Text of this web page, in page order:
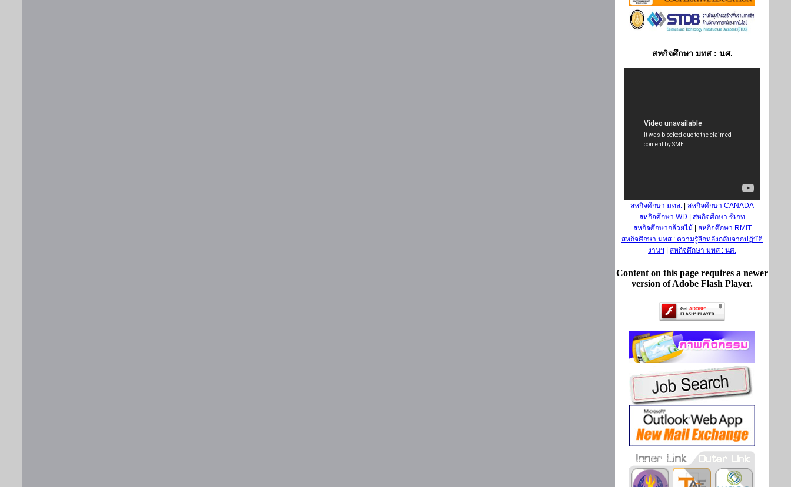
สหกิจศึกษา มทส : นศ.
สหกิจศึกษา มทส.
สหกิจศึกษา CANADA
สหกิจศึกษา WD
สหกิจศึกษา ซีเกท
สหกิจศึกษากล้วยไม้
สหกิจศึกษา RMIT
สหกิจศึกษา มทส : ความรู้สึกหลังกลับจากปฏิบัติ
งานฯ
สหกิจศึกษา มทส : นศ.
Content on this page requires a newer
version of Adobe Flash Player.